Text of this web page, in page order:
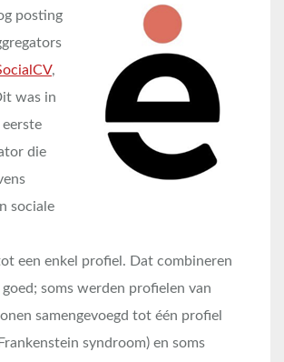
posting
,
was in
die
sociale
een enkel profiel. Dat combineren
soms werden profielen van
samengevoegd tot één profiel
syndroom) en soms